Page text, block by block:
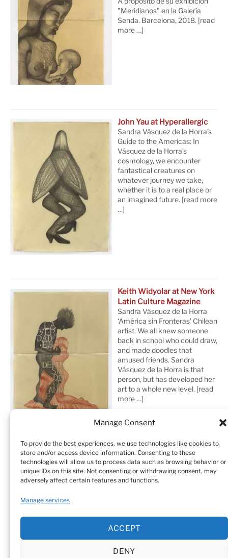
Manage Consent
To provide the best experiences, we use technologies like cookies to
store and/or access device information. Consenting to these
technologies will allow us to process data such as browsing behavior or
unique IDs on this site. Not consenting or withdrawing consent, may
adversely affect certain features and functions.
Manage services
ACCEPT
DENY
"Meridianos" en la Galería
Senda. Barcelona, 2018. [read
more …]
John Yau at Hyperallergic
Sandra Vásquez de la Horra’s
Guide to the Americas: In
Vásquez de la Horra’s
cosmology, we encounter
fantastical creatures on
whatever journey we take,
whether it is to a real place or
an imagined future. [read more
…]
Keith Widyolar at New York
Latin Culture Magazine
Sandra Vásquez de la Horra
‘América sin Fronteras’ Chilean
artist. We all knew someone
back in school who could draw,
and made doodles that
amused friends. Sandra
Vásquez de la Horra is that
person, but has developed her
art to a whole new level. [read
more …]
Home
Testimonials Cookie Policy (EU)
© Sandra Vásquez de la Horra |Datenschutz (Privacy